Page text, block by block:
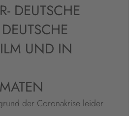
DEUTSCHE
UND IN
der Coronakrise leider